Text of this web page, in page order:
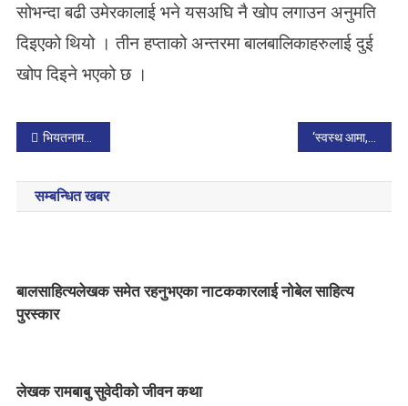
ब
का
लि
का
सोभन्दा बढी उमेरकालाई भने यसअघि नै खोप लगाउन अनुमति
दिइएको थियो । तीन हप्ताको अन्तरमा बालबालिकाहरुलाई दुई
खोप दिइने भएको छ ।
P
o
s
n
a
i
भियतनामद्वारा २० देशमा हवाई उडान खुल्ला गरियाे
सम्बन्धित खबर
बालसाहित्यलेखक समेत रहनुभएका नाटककारलाई नोबेल साहित्य
पुरस्कार
लेखक रामबाबु सुवेदीको जीवन कथा